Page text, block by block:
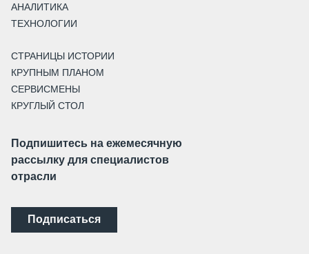
АНАЛИТИКА
ТЕХНОЛОГИИ
СТРАНИЦЫ ИСТОРИИ
КРУПНЫМ ПЛАНОМ
СЕРВИСМЕНЫ
КРУГЛЫЙ СТОЛ
Подпишитесь на ежемесячную
рассылку для специалистов
отрасли
Подписаться